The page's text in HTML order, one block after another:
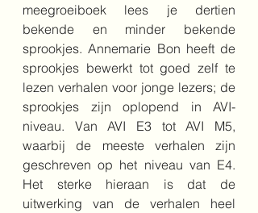
meegroeiboek lees je dertien
bekende en minder bekende
sprookjes. Annemarie Bon heeft de
sprookjes bewerkt tot goed zelf te
lezen verhalen voor jonge lezers; de
sprookjes zijn oplopend in AVI-
niveau. Van AVI E3 tot AVI M5,
waarbij de meeste verhalen zijn
geschreven op het niveau van E4.
Het sterke hieraan is dat de
uitwerking van de verhalen heel